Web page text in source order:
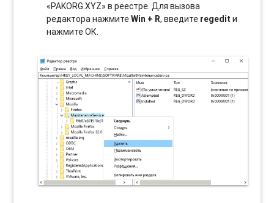
«PAKORG.XYZ» в реестре. Для вызова
редактора нажмитеWin + R, введите regedit и
нажмите ОК.